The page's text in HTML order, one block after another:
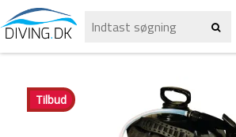
Tilbud